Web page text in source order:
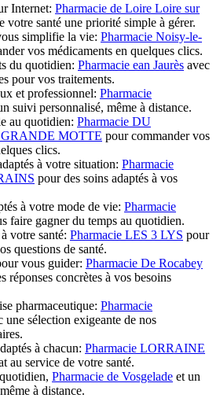
Internet: Pharmacie de Loire Loire sur
votre santé une priorité simple à gérer.
simplifie la vie: Pharmacie Noisy-le-
vos médicaments en quelques clics.
du quotidien: Pharmacie ean Jaurès avec
pour vos traitements.
et professionnel: Pharmacie
suivi personnalisé, même à distance.
au quotidien: Pharmacie DU
MOTTE pour commander vos
clics.
à votre situation: Pharmacie
pour des soins adaptés à vos
à votre mode de vie: Pharmacie
faire gagner du temps au quotidien.
votre santé: Pharmacie LES 3 LYS pour
questions de santé.
vous guider: Pharmacie De Rocabey
réponses concrètes à vos besoins
pharmaceutique: Pharmacie
une sélection exigeante de nos
à chacun: Pharmacie LORRAINE
au service de votre santé.
Pharmacie de Vosgelade et un
à distance.